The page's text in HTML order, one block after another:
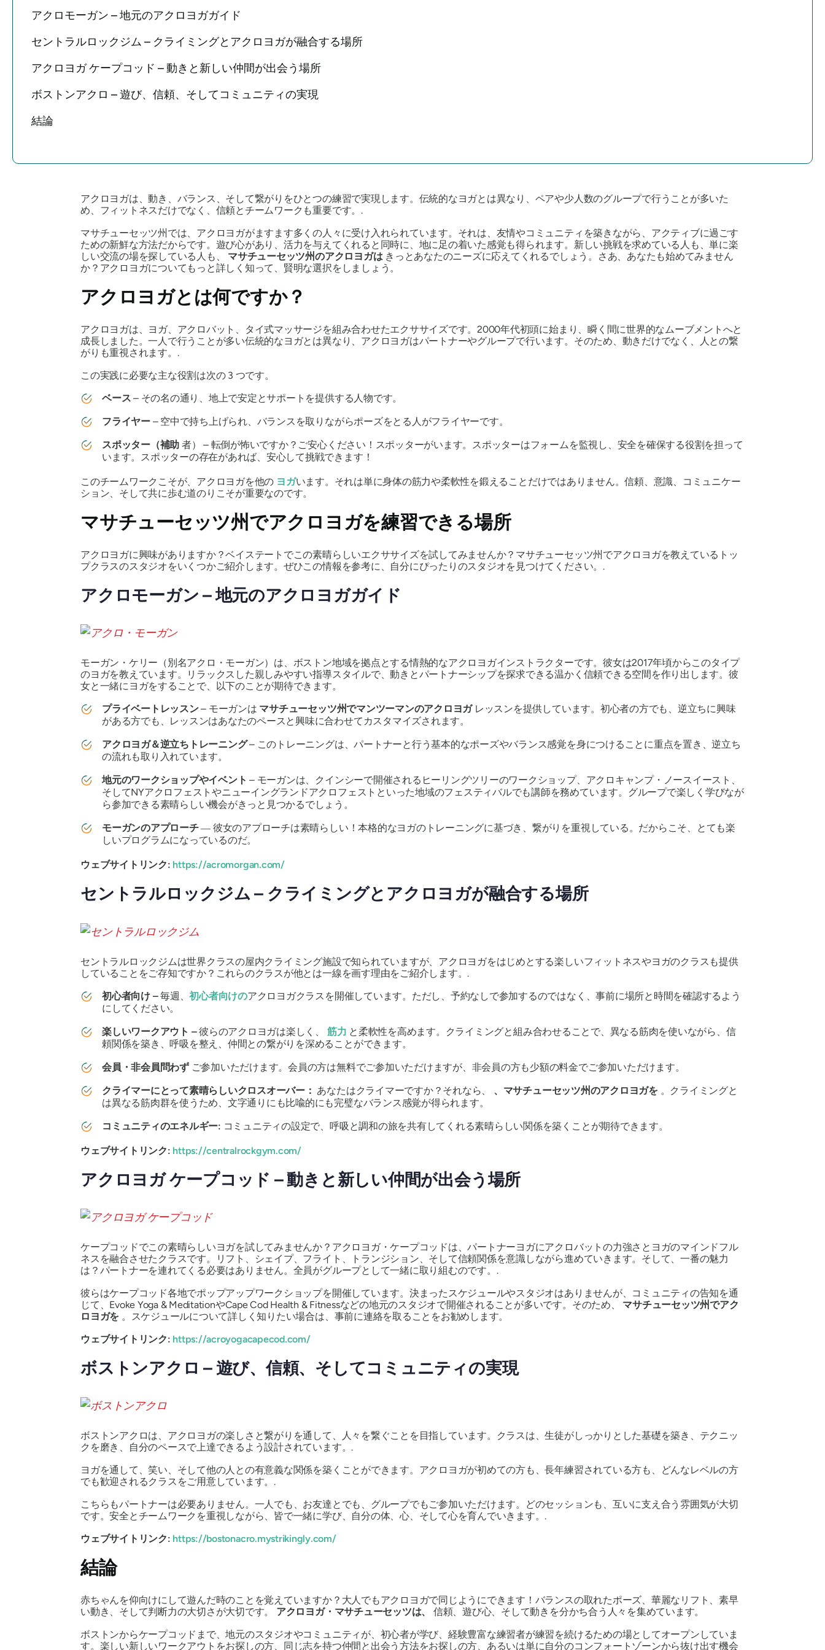
アクロモーガン – 地元のアクロヨガガイド
セントラルロックジム – クライミングとアクロヨガが融合する場所
アクロヨガ ケープコッド – 動きと新しい仲間が出会う場所
ボストンアクロ – 遊び、信頼、そしてコミュニティの実現
結論
アクロヨガは、動き、バランス、そして繋がりをひとつの練習で実現します。伝統的なヨガとは異なり、ペアや少人数のグループで行うことが多いた
め、フィットネスだけでなく、信頼とチームワークも重要です。.
マサチューセッツ州では、アクロヨガがますます多くの人々に受け入れられています。それは、友情やコミュニティを築きながら、アクティブに過ごす
ための新鮮な方法だからです。遊び心があり、活力を与えてくれると同時に、地に足の着いた感覚も得られます。新しい挑戦を求めている人も、単に楽
しい交流の場を探している人も、 マサチューセッツ州のアクロヨガは きっとあなたのニーズに応えてくれるでしょう。さあ、あなたも始めてみません
か？アクロヨガについてもっと詳しく知って、賢明な選択をしましょう。
アクロヨガとは何ですか？
アクロヨガは、ヨガ、アクロバット、タイ式マッサージを組み合わせたエクササイズです。2000年代初頭に始まり、瞬く間に世界的なムーブメントへと
成長しました。一人で行うことが多い伝統的なヨガとは異なり、アクロヨガはパートナーやグループで行います。そのため、動きだけでなく、人との繋
がりも重視されます。.
この実践に必要な主な役割は次の 3 つです。
ベース – その名の通り、地上で安定とサポートを提供する人物です。
フライヤー– 空中で持ち上げられ、バランスを取りながらポーズをとる人がフライヤーです。
スポッター（補助 者） – 転倒が怖いですか？ご安心ください！スポッターがいます。スポッターはフォームを監視し、安全を確保する役割を担って
います。スポッターの存在があれば、安心して挑戦できます！
このチームワークこそが、アクロヨガを他の ヨガいます。それは単に身体の筋力や柔軟性を鍛えることだけではありません。信頼、意識、コミュニケー
ション、そして共に歩む道のりこそが重要なのです。
マサチューセッツ州でアクロヨガを練習できる場所
アクロヨガに興味がありますか？ベイステートでこの素晴らしいエクササイズを試してみませんか？マサチューセッツ州でアクロヨガを教えているトッ
プクラスのスタジオをいくつかご紹介します。ぜひこの情報を参考に、自分にぴったりのスタジオを見つけてください。.
アクロモーガン – 地元のアクロヨガガイド
モーガン・ケリー（別名アクロ・モーガン）は、ボストン地域を拠点とする情熱的なアクロヨガインストラクターです。彼女は2017年頃からこのタイプ
のヨガを教えています。リラックスした親しみやすい指導スタイルで、動きとパートナーシップを探求できる温かく信頼できる空間を作り出します。彼
女と一緒にヨガをすることで、以下のことが期待できます。
プライベートレッスン– モーガンは マサチューセッツ州でマンツーマンのアクロヨガ レッスンを提供しています。初心者の方でも、逆立ちに興味
がある方でも、レッスンはあなたのペースと興味に合わせてカスタマイズされます。
アクロヨガ＆逆立ちトレーニング– このトレーニングは、パートナーと行う基本的なポーズやバランス感覚を身につけることに重点を置き、逆立ち
の流れも取り入れています。
地元のワークショップやイベント – モーガンは、クインシーで開催されるヒーリングツリーのワークショップ、アクロキャンプ・ノースイースト、
そしてNYアクロフェストやニューイングランドアクロフェストといった地域のフェスティバルでも講師を務めています。グループで楽しく学びなが
ら参加できる素晴らしい機会がきっと見つかるでしょう。
モーガンのアプローチ― 彼女のアプローチは素晴らしい！本格的なヨガのトレーニングに基づき、繋がりを重視している。だからこそ、とても楽
しいプログラムになっているのだ。
ウェブサイトリンク: https://acromorgan.com/
セントラルロックジム – クライミングとアクロヨガが融合する場所
セントラルロックジムは世界クラスの屋内クライミング施設で知られていますが、アクロヨガをはじめとする楽しいフィットネスやヨガのクラスも提供
していることをご存知ですか？これらのクラスが他とは一線を画す理由をご紹介します。.
初心者向け –毎週、初心者向けのアクロヨガクラスを開催しています。ただし、予約なしで参加するのではなく、事前に場所と時間を確認するよう
にしてください。
楽しいワークアウト –彼らのアクロヨガは楽しく、 筋力 と柔軟性を高めます。クライミングと組み合わせることで、異なる筋肉を使いながら、信
頼関係を築き、呼吸を整え、仲間との繋がりを深めることができます。
会員・非会員問わずご参加いただけます。会員の方は無料でご参加いただけますが、非会員の方も少額の料金でご参加いただけます。
クライマーにとって素晴らしいクロスオーバー： あなたはクライマーですか？それなら、 、マサチューセッツ州のアクロヨガを 。クライミングと
は異なる筋肉群を使うため、文字通りにも比喩的にも完璧なバランス感覚が得られます。
コミュニティのエネルギー: コミュニティの設定で、呼吸と調和の旅を共有してくれる素晴らしい関係を築くことが期待できます。
ウェブサイトリンク: https://centralrockgym.com/
アクロヨガ ケープコッド – 動きと新しい仲間が出会う場所
ケープコッドでこの素晴らしいヨガを試してみませんか？アクロヨガ・ケープコッドは、パートナーヨガにアクロバットの力強さとヨガのマインドフル
ネスを融合させたクラスです。リフト、シェイプ、フライト、トランジション、そして信頼関係を意識しながら進めていきます。そして、一番の魅力
は？パートナーを連れてくる必要はありません。全員がグループとして一緒に取り組むのです。.
彼らはケープコッド各地でポップアップワークショップを開催しています。決まったスケジュールやスタジオはありませんが、コミュニティの告知を通
じて、Evoke Yoga & MeditationやCape Cod Health & Fitnessなどの地元のスタジオで開催されることが多いです。そのため、 マサチューセッツ州でアク
ロヨガを 。スケジュールについて詳しく知りたい場合は、事前に連絡を取ることをお勧めします。
ウェブサイトリンク: https://acroyogacapecod.com/
ボストンアクロ – 遊び、信頼、そしてコミュニティの実現
ボストンアクロは、アクロヨガの楽しさと繋がりを通して、人々を繋ぐことを目指しています。クラスは、生徒がしっかりとした基礎を築き、テクニッ
クを磨き、自分のペースで上達できるよう設計されています。.
ヨガを通して、笑い、そして他の人との有意義な関係を築くことができます。アクロヨガが初めての方も、長年練習されている方も、どんなレベルの方
でも歓迎されるクラスをご用意しています。.
こちらもパートナーは必要ありません。一人でも、お友達とでも、グループでもご参加いただけます。どのセッションも、互いに支え合う雰囲気が大切
です。安全とチームワークを重視しながら、皆で一緒に学び、自分の体、心、そして心を育んでいきます。.
ウェブサイトリンク: https://bostonacro.mystrikingly.com/
結論
赤ちゃんを仰向けにして遊んだ時のことを覚えていますか？大人でもアクロヨガで同じようにできます！バランスの取れたポーズ、華麗なリフト、素早
い動き、そして判断力の大切さが大切です。 アクロヨガ・マサチューセッツは、 信頼、遊び心、そして動きを分かち合う人々を集めています。
ボストンからケープコッドまで、地元のスタジオやコミュニティが、初心者が学び、経験豊富な練習者が練習を続けるための場としてオープンしていま
す。楽しい新しいワークアウトをお探しの方、同じ志を持つ仲間と出会う方法をお探しの方、あるいは単に自分のコンフォートゾーンから抜け出す機会